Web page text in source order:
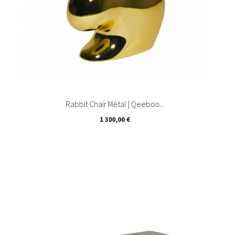
Rabbit Chair Métal | Qeeboo...
Prix
1 300,00 €